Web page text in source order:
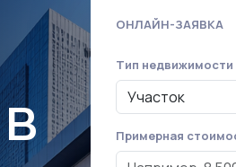
ОНЛАЙН-ЗАЯВКА
Тип недвижимости
Примерная